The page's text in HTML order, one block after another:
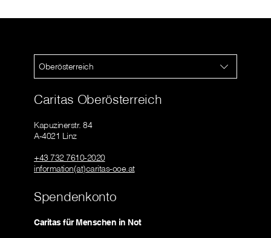
Oberösterreich
Caritas Oberösterreich
Kapuzinerstr. 84
A-4021 Linz
+43 732 7610-2020
information(at)caritas-ooe.at
Spendenkonto
Caritas für Menschen in Not